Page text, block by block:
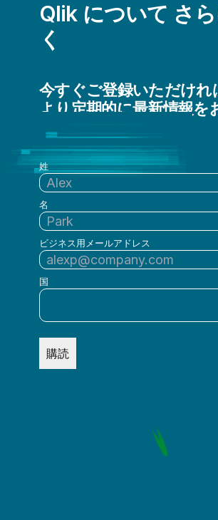
Qlik について さ
く
今すぐご登録いただけれ
より定期的に最新情報を
姓
名
ビジネス用メールアドレス
国
購読